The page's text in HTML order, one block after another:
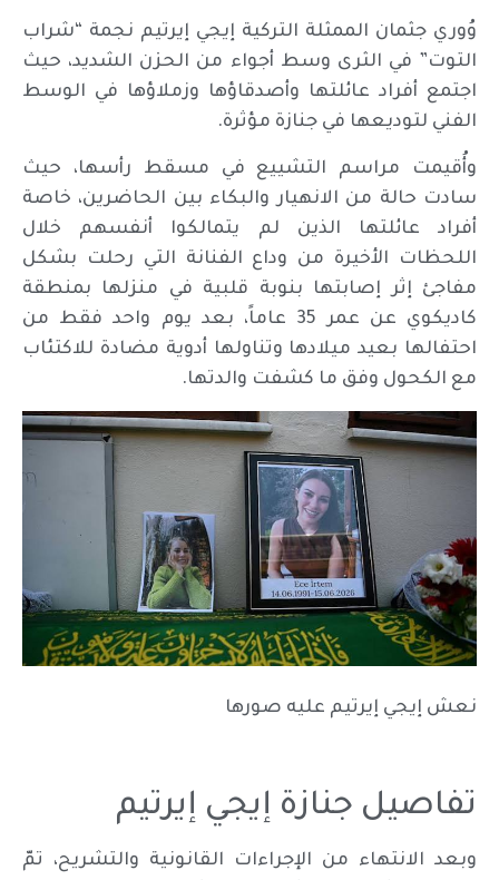
وُوري جثمان الممثلة التركية إيجي إيرتيم نجمة “شراب
التوت” في الثرى وسط أجواء من الحزن الشديد، حيث
اجتمع أفراد عائلتها وأصدقاؤها وزملاؤها في الوسط
الفني لتوديعها في جنازة مؤثرة.
وأُقيمت مراسم التشييع في مسقط رأسها، حيث
سادت حالة من الانهيار والبكاء بين الحاضرين، خاصة
أفراد عائلتها الذين لم يتمالكوا أنفسهم خلال
اللحظات الأخيرة من وداع الفنانة التي رحلت بشكل
مفاجئ إثر إصابتها بنوبة قلبية في منزلها بمنطقة
كاديكوي عن عمر 35 عاماً، بعد يوم واحد فقط من
احتفالها بعيد ميلادها وتناولها أدوية مضادة للاكتئاب
مع الكحول وفق ما كشفت والدتها.
نعش إيجي إيرتيم عليه صورها
تفاصيل جنازة إيجي إيرتيم
وبعد الانتهاء من الإجراءات القانونية والتشريح، تمّ